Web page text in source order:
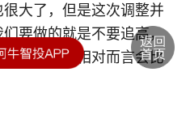
大了，但是这次调整并
要做的就是不要追高，
样的操作相对而言会比